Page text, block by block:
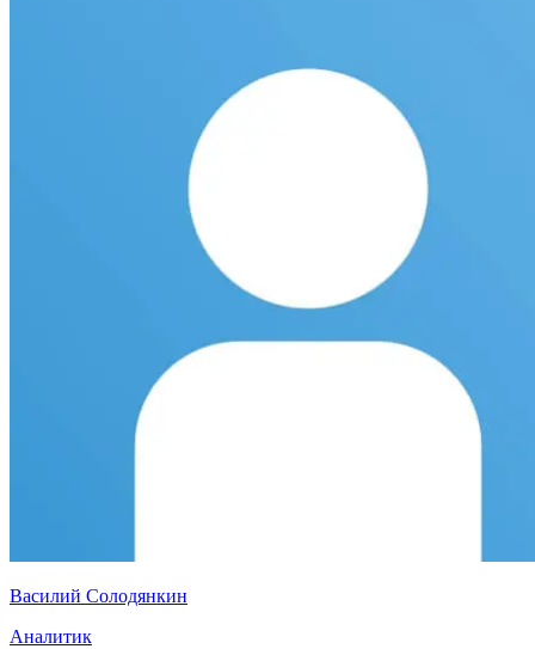
Василий Солодянкин
Аналитик